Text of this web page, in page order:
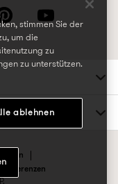
stimmen Sie der
um die
zu
zu unterstützen.
ablehnen